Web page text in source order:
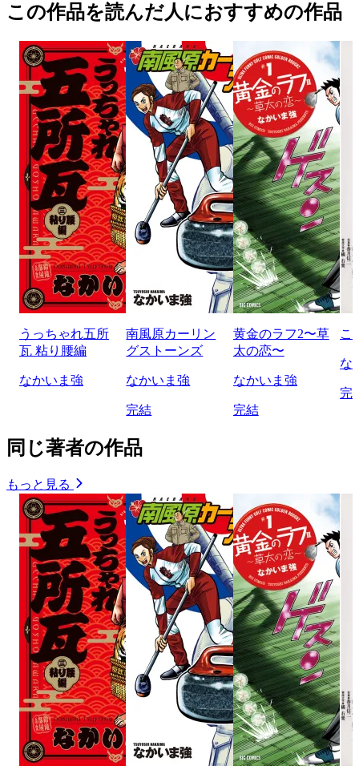
この作品を読んだ人におすすめの作品
うっちゃれ五所
瓦 粘り腰編
なかいま強
南風原カーリン
グストーンズ
なかいま強
完結
黄金のラフ2〜草
太の恋〜
なかいま強
完結
こ
な
完
同じ著者の作品
もっと見る